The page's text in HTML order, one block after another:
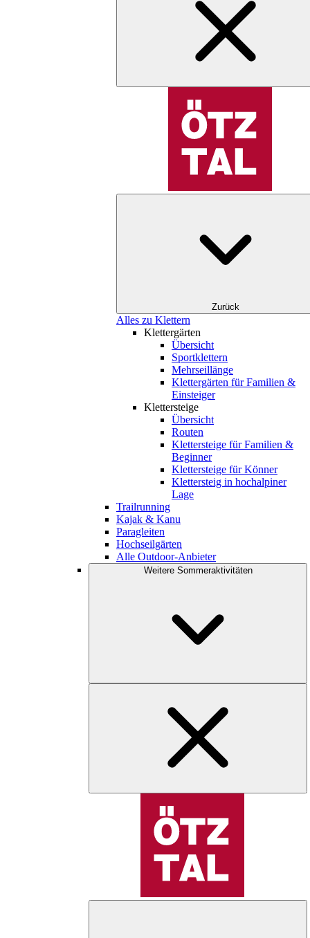
Zurück
Alles zu Klettern
Klettergärten
Übersicht
Sportklettern
Mehrseillänge
Klettergärten für Familien &
Einsteiger
Klettersteige
Übersicht
Routen
Klettersteige für Familien &
Beginner
Klettersteige für Könner
Klettersteig in hochalpiner
Lage
Trailrunning
Kajak & Kanu
Paragleiten
Hochseilgärten
Alle Outdoor-Anbieter
Weitere Sommeraktivitäten